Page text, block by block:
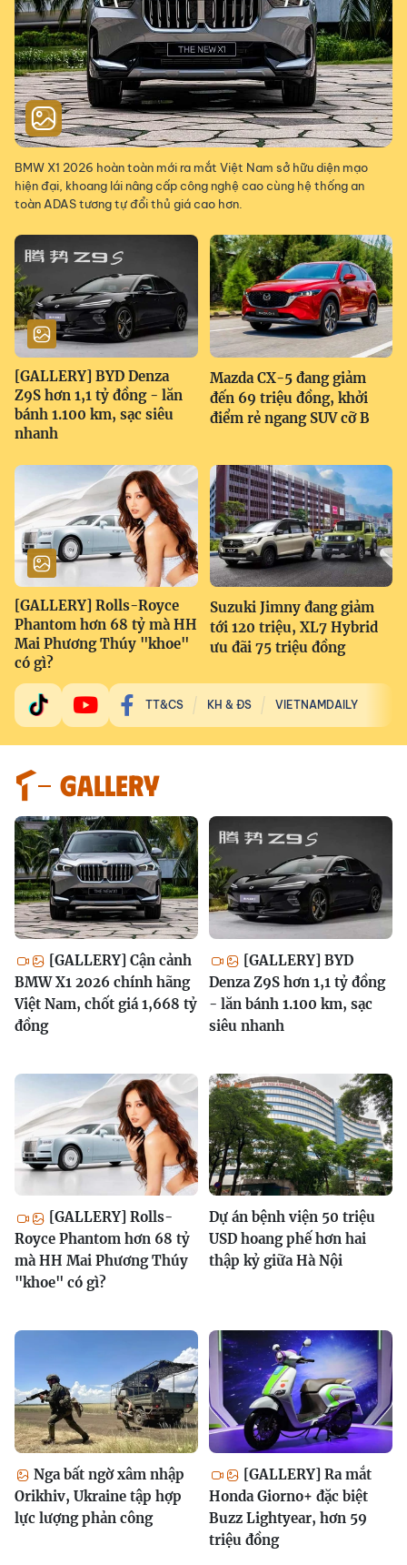
BMW X1 2026 hoàn toàn mới ra mắt Việt Nam sở hữu diện mạo
hiện đại, khoang lái nâng cấp công nghệ cao cùng hệ thống an
toàn ADAS tương tự đổi thủ giá cao hơn.
[GALLERY] BYD Denza
Z9S hơn 1,1 tỷ đồng - lăn
bánh 1.100 km, sạc siêu
nhanh
Mazda CX-5 đang giảm
đến 69 triệu đồng, khởi
điểm rẻ ngang SUV cỡ B
[GALLERY] Rolls-Royce
Phantom hơn 68 tỷ mà HH
Mai Phương Thúy "khoe"
có gì?
Suzuki Jimny đang giảm
tới 120 triệu, XL7 Hybrid
ưu đãi 75 triệu đồng
TT&CS KH & ĐS VIETNAMDAILY
GALLERY
[GALLERY] Cận cảnh
BMW X1 2026 chính hãng
Việt Nam, chốt giá 1,668 tỷ
đồng
[GALLERY] BYD
Denza Z9S hơn 1,1 tỷ đồng
- lăn bánh 1.100 km, sạc
siêu nhanh
[GALLERY] Rolls-
Royce Phantom hơn 68 tỷ
mà HH Mai Phương Thúy
"khoe" có gì?
Dự án bệnh viện 50 triệu
USD hoang phế hơn hai
thập kỷ giữa Hà Nội
Nga bất ngờ xâm nhập
Orikhiv, Ukraine tập hợp
lực lượng phản công
[GALLERY] Ra mắt
Honda Giorno+ đặc biệt
Buzz Lightyear, hơn 59
triệu đồng